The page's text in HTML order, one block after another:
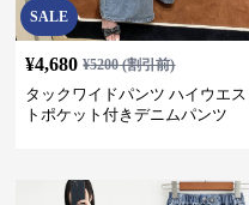
SALE
¥4,680 ¥5200(割引前)
タックワイドパンツ ハイウエス
トポケット付きデニムパンツ